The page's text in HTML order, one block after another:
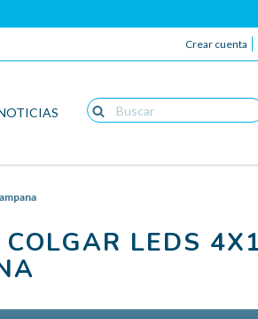
Crear cuenta
COLGAR LEDS